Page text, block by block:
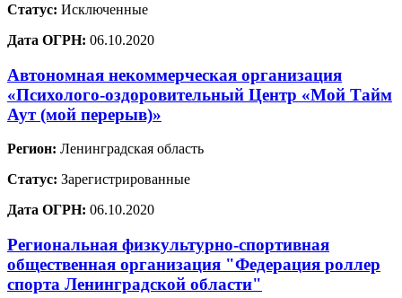
Статус: Исключенные
Дата ОГРН: 06.10.2020
Автономная некоммерческая организация
«Психолого-оздоровительный Центр «Мой Тайм
Аут (мой перерыв)»
Регион: Ленинградская область
Статус: Зарегистрированные
Дата ОГРН: 06.10.2020
Региональная физкультурно-спортивная
общественная организация "Федерация роллер
спорта Ленинградской области"